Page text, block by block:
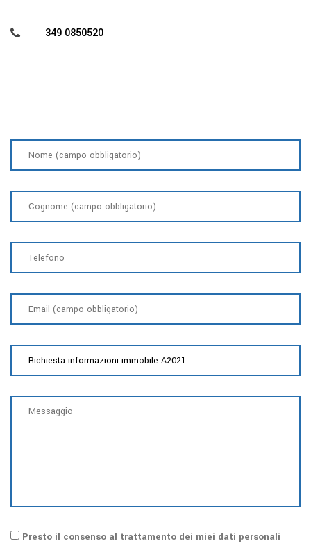
349 0850520
Presto il consenso al trattamento dei miei dati personali